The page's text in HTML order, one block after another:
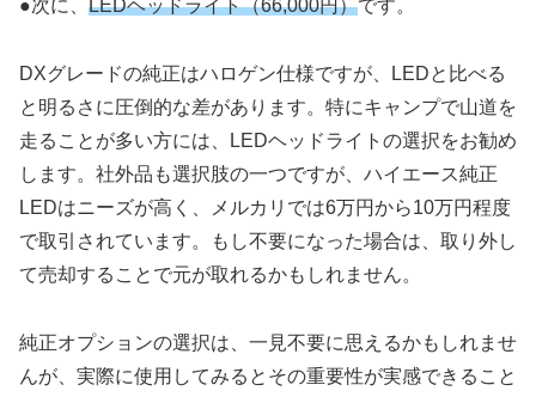
●次に、 LEDヘッドライト（66,000円）です。
DXグレードの純正はハロゲン仕様ですが、LEDと比べる
と明るさに圧倒的な差があります。特にキャンプで山道を
走ることが多い方には、LEDヘッドライトの選択をお勧め
します。社外品も選択肢の一つですが、ハイエース純正
LEDはニーズが高く、メルカリでは6万円から10万円程度
で取引されています。もし不要になった場合は、取り外し
て売却することで元が取れるかもしれません。
純正オプションの選択は、一見不要に思えるかもしれませ
んが、実際に使用してみるとその重要性が実感できること